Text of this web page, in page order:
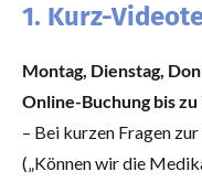
1. Kurz-
Montag, Dienstag,
Online-Buchung bis zu
– Bei kurzen Fragen
(„Können wir die